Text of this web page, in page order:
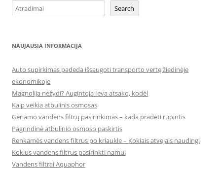
Search
NAUJAUSIA INFORMACIJA
Auto supirkimas padeda išsaugoti transporto vertę žiedinėje
ekonomikoje
Magnolija nežydi? Augintoja Ieva atsako, kodėl
Kaip veikia atbulinis osmosas
Geriamo vandens filtrų pasirinkimas – kada pradėti rūpintis
Pagrindinė atbulinio osmoso paskirtis
Renkamės vandens filtrus po kriaukle – Kokiais atvejais naudingi
Kokius vandens filtrus pasirinkti namui
Vandens filtrai Aquaphor